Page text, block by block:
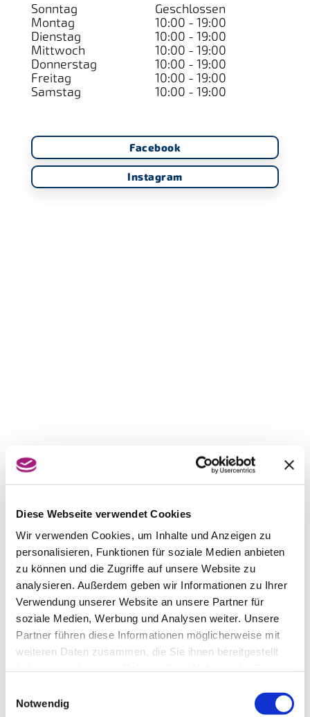
Diese Webseite verwendet Cookies
Wir verwenden Cookies, um Inhalte und Anzeigen zu
personalisieren, Funktionen für soziale Medien anbieten
zu können und die Zugriffe auf unsere Website zu
analysieren. Außerdem geben wir Informationen zu Ihrer
Verwendung unserer Website an unsere Partner für
soziale Medien, Werbung und Analysen weiter. Unsere
Partner führen diese Informationen möglicherweise mit
weiteren Daten zusammen, die Sie ihnen bereitgestellt
Notwendig
Sonntag
Geschlossen
Montag
10:00 - 19:00
Dienstag
10:00 - 19:00
Mittwoch
10:00 - 19:00
Donnerstag
10:00 - 19:00
Freitag
10:00 - 19:00
Samstag
10:00 - 19:00
Facebook
Instagram